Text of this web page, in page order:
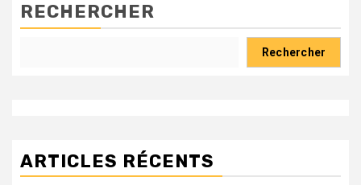
RECHERCHER
Rechercher
ARTICLES RÉCENTS